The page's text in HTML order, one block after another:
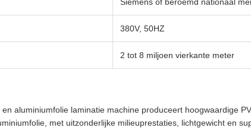
380V, 50HZ
2 tot 8 miljoen vierkante meter
aluminiumfolie laminatie machine produceert hoogwaardige
met uitzonderlijke milieuprestaties, lichtgewicht en